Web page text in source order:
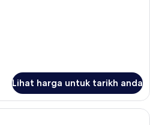
Lihat harga untuk tarikh anda